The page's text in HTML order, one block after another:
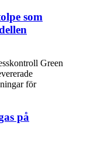
som
Green
för
på